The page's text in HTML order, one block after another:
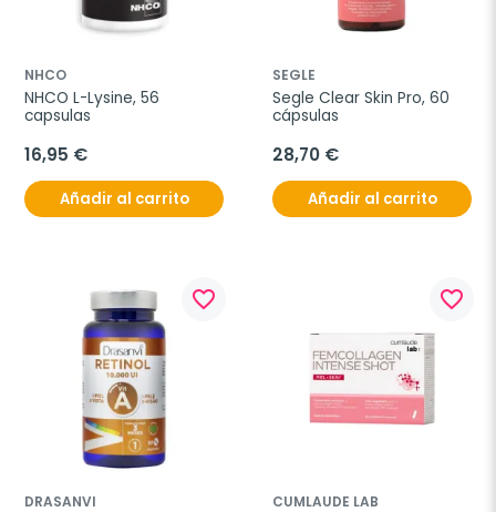
NHCO
NHCO L-Lysine, 56
capsulas
16,95 €
Añadir al carrito
SEGLE
Segle Clear Skin Pro, 60
cápsulas
28,70 €
Añadir al carrito
favorite_border
DRASANVI
favorite_border
CUMLAUDE LAB